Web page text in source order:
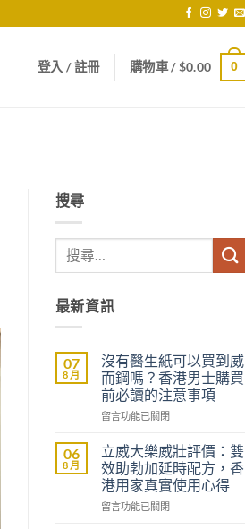
登入 / 註冊 購物車 /$0.00 0
搜尋
最新資訊
07
8 月
沒有醫生紙可以買到威
而鋼嗎？香港男士購買
前必讀的注意事項
在
有
醫
生
紙
可
留言功能已關閉
06
8 月
立威大樂威壯評價：雙
效助勃加延時配方，香
港用家真實使用心得
在
留言功能已關閉